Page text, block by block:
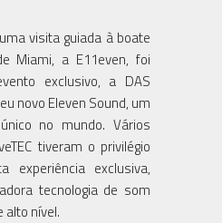
visita guiada à boate
Miami, a E11even, foi
exclusivo, a DAS
novo Eleven Sound, um
no mundo. Vários
tiveram o privilégio
experiência exclusiva,
tecnologia de som
alto nível.